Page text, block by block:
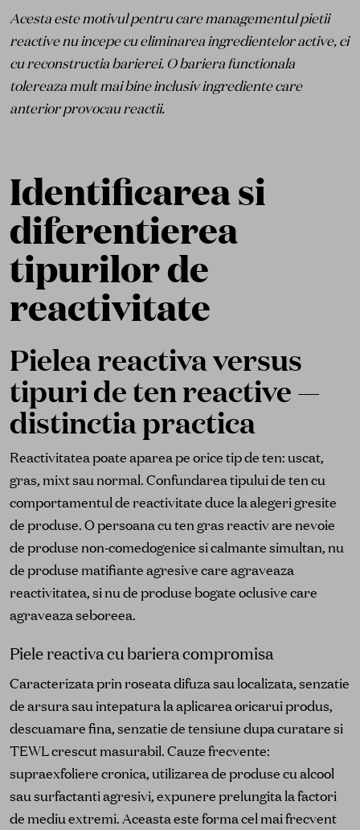
Acesta este motivul pentru care managementul pietii
reactive nu incepe cu eliminarea ingredientelor active, ci
cu reconstructia barierei. O bariera functionala
tolereaza mult mai bine inclusiv ingrediente care
anterior provocau reactii.
Identificarea si
diferentierea
tipurilor de
reactivitate
Pielea reactiva versus
tipuri de ten reactive —
distinctia practica
Reactivitatea poate aparea pe orice tip de ten: uscat,
gras, mixt sau normal. Confundarea tipului de ten cu
comportamentul de reactivitate duce la alegeri gresite
de produse. O persoana cu ten gras reactiv are nevoie
de produse non-comedogenice si calmante simultan, nu
de produse matifiante agresive care agraveaza
reactivitatea, si nu de produse bogate oclusive care
agraveaza seboreea.
Piele reactiva cu bariera compromisa
Caracterizata prin roseata difuza sau localizata, senzatie
de arsura sau intepatura la aplicarea oricarui produs,
descuamare fina, senzatie de tensiune dupa curatare si
TEWL crescut masurabil. Cauze frecvente:
supraexfoliere cronica, utilizarea de produse cu alcool
sau surfactanti agresivi, expunere prelungita la factori
de mediu extremi. Aceasta este forma cel mai frecvent